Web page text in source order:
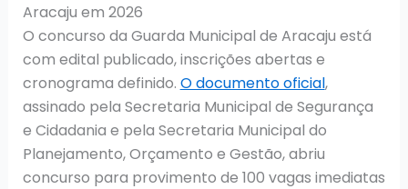
Aracaju em 2026
O concurso da Guarda Municipal de Aracaju está
com edital publicado, inscrições abertas e
cronograma definido. O documento oficial,
assinado pela Secretaria Municipal de Segurança
e Cidadania e pela Secretaria Municipal do
Planejamento, Orçamento e Gestão, abriu
concurso para provimento de 100 vagas imediatas